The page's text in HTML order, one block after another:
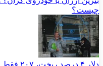
چیست؟